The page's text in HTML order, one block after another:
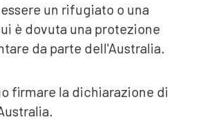
un rifugiato o una
è dovuta una protezione
da parte dell'Australia.
firmare la dichiarazione di